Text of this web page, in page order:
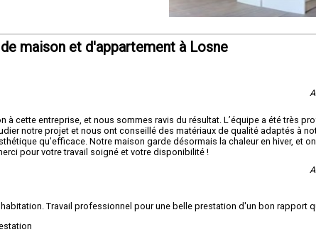
maison et d'appartement à Losne
à cette entreprise, et nous sommes ravis du résultat. L’équipe a été très
notre projet et nous ont conseillé des matériaux de qualité adaptés à
qu’efficace. Notre maison garde désormais la chaleur en hiver, et
pour votre travail soigné et votre disponibilité !
Travail professionnel pour une belle prestation d'un bon rapport